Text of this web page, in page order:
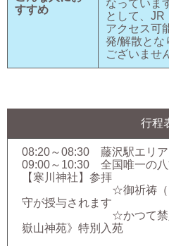
すすめ
なっていま
として、JR
アクセス可
発/解散と
ございませ
行程
08:20～08:30 藤沢駅エリア
09:00～10:30 全国唯一の
【寒川神社】参拝
☆御祈祷（団体祈
守が授与されます
☆かつて禁足地で
嶽山神苑》特別入苑